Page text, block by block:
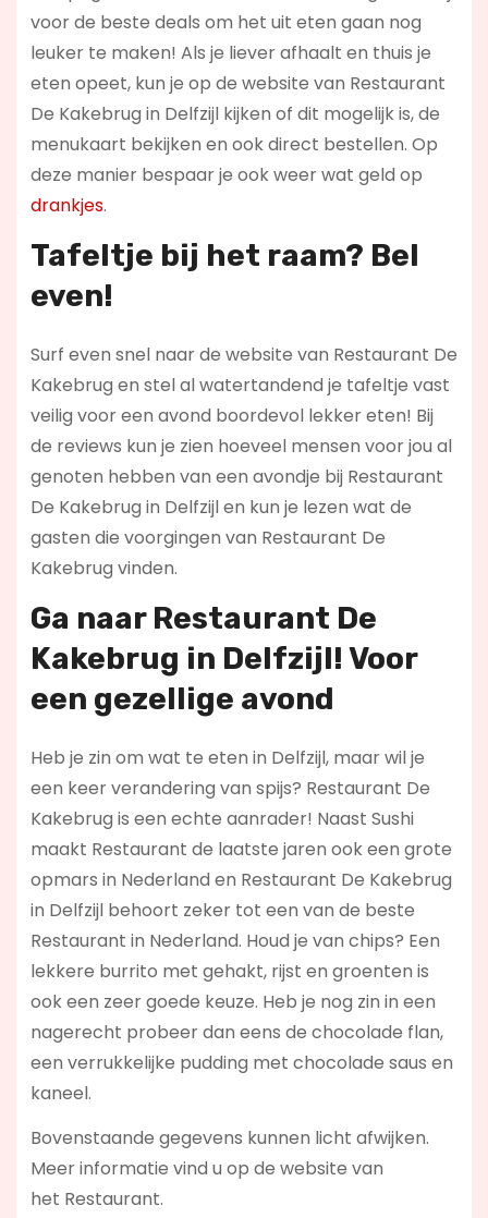
voor de beste deals om het uit eten gaan nog
leuker te maken! Als je liever afhaalt en thuis je
eten opeet, kun je op de website van Restaurant
De Kakebrug in Delfzijl kijken of dit mogelijk is, de
menukaart bekijken en ook direct bestellen. Op
deze manier bespaar je ook weer wat geld op
drankjes.
Tafeltje bij het raam? Bel
even!
Surf even snel naar de website van Restaurant De
Kakebrug en stel al watertandend je tafeltje vast
veilig voor een avond boordevol lekker eten! Bij
de reviews kun je zien hoeveel mensen voor jou al
genoten hebben van een avondje bij Restaurant
De Kakebrug in Delfzijl en kun je lezen wat de
gasten die voorgingen van Restaurant De
Kakebrug vinden.
Ga naar Restaurant De
Kakebrug in Delfzijl! Voor
een gezellige avond
Heb je zin om wat te eten in Delfzijl, maar wil je
een keer verandering van spijs? Restaurant De
Kakebrug is een echte aanrader! Naast Sushi
maakt Restaurant de laatste jaren ook een grote
opmars in Nederland en Restaurant De Kakebrug
in Delfzijl behoort zeker tot een van de beste
Restaurant in Nederland. Houd je van chips? Een
lekkere burrito met gehakt, rijst en groenten is
ook een zeer goede keuze. Heb je nog zin in een
nagerecht probeer dan eens de chocolade flan,
een verrukkelijke pudding met chocolade saus en
kaneel.
Bovenstaande gegevens kunnen licht afwijken.
Meer informatie vind u op de website van
het Restaurant.